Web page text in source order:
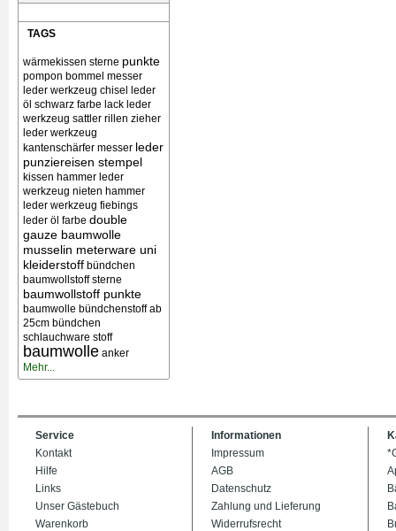
TAGS
wärmekissen sterne punkte
pompon bommel messer
leder werkzeug chisel
leder
öl schwarz farbe lack leder
werkzeug sattler rillen zieher
leder werkzeug
kantenschärfer messer leder
punziereisen stempel
kissen hammer leder
werkzeug nieten hammer
leder werkzeug fiebings
leder öl farbe double
gauze baumwolle
musselin meterware uni
kleiderstoff bündchen
baumwollstoff sterne
baumwollstoff punkte
baumwolle bündchenstoff ab
25cm bündchen
schlauchware stoff
baumwolle anker
Mehr...
Service
Kontakt
Hilfe
Links
Unser Gästebuch
Warenkorb
Informationen
Impressum
AGB
Datenschutz
Zahlung und Lieferung
Widerrufsrecht